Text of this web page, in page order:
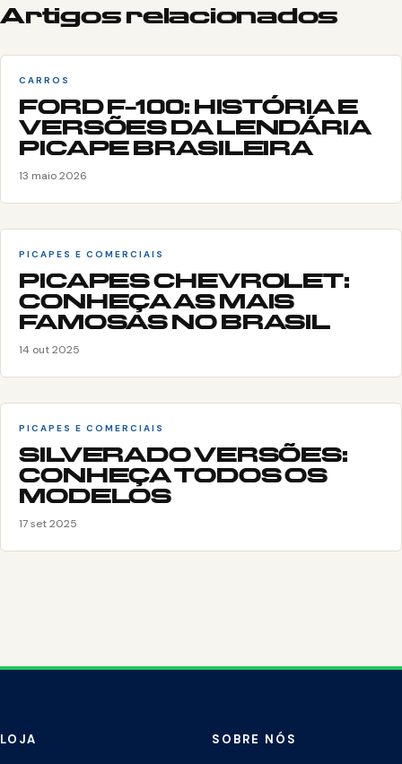
Artigos relacionados
CARROS
FORD F-100: HISTÓRIA E
VERSÕES DA LENDÁRIA
PICAPE BRASILEIRA
13 maio 2026
PICAPES E COMERCIAIS
PICAPES CHEVROLET:
CONHEÇA AS MAIS
FAMOSAS NO BRASIL
14 out 2025
PICAPES E COMERCIAIS
SILVERADO VERSÕES:
CONHEÇA TODOS OS
MODELOS
17 set 2025
LOJA SOBRE NÓS